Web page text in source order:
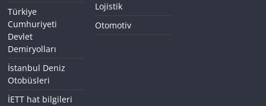
Türkiye
Cumhuriyeti
Devlet
Demiryolları
İstanbul Deniz
Otobüsleri
İETT hat bilgileri
Lojistik
Otomotiv